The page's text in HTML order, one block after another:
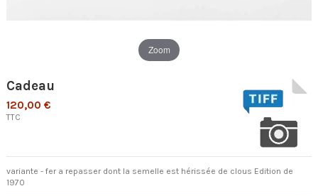
Zoom
Cadeau
120,00 €
TTC
variante - fer a repasser dont la semelle est hérissée de clous Edition de
1970